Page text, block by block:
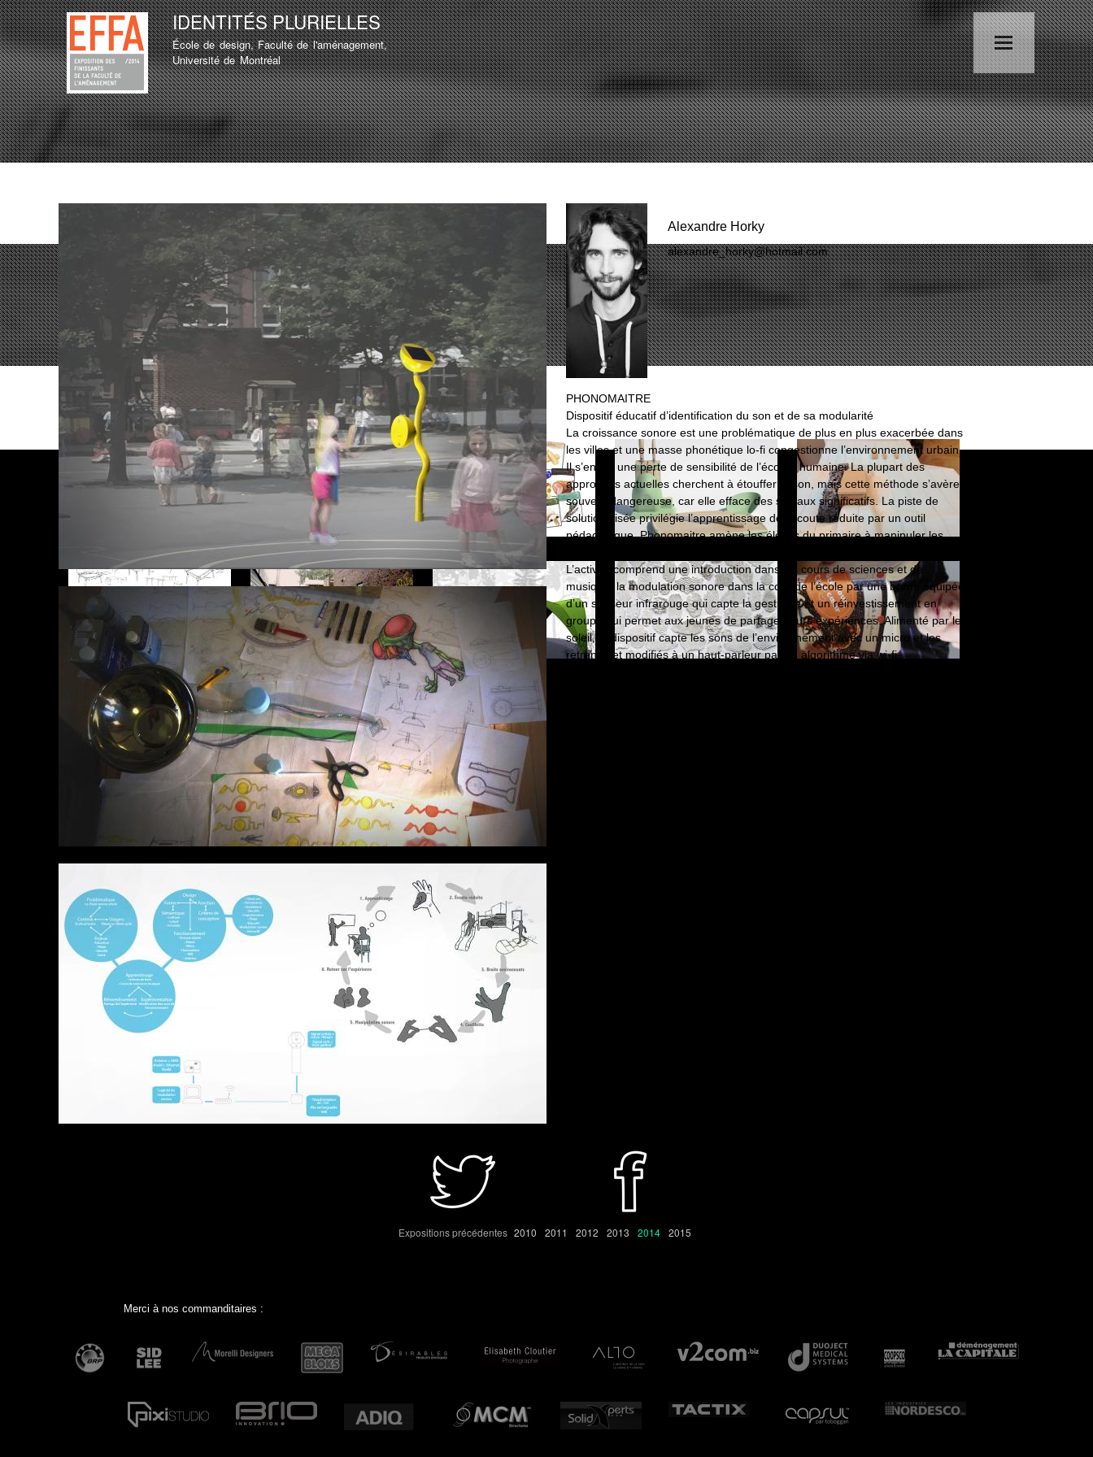
Aller au
contenu
principal
IDENTITÉS PLURIELLES
École de design, Faculté de l'aménagement,
Université de Montréal
MENU PRINCIPAL
LISTE D'ÉTUDIANT
TEST
LISTE D'ÉTUDIANT
Alexandre Horky
alexandre_horky@hotmail.com
PHONOMAITRE
Dispositif éducatif d’identification du son et de sa modularité
La croissance sonore est une problématique de plus en plus exacerbée dans
les villes et une masse phonétique lo-fi congestionne l’environ­nement urbain.
Il s’ensuit une perte de sensibilité de l’écoute humaine. La plupart des
approches actuelles cherchent à étouffer le son, mais cette méthode s’avère
souvent dangereuse, car elle efface des signaux significatifs. La piste de
solution visée privilégie l’apprentissage de l’écoute réduite par un outil
pédagogique. Phonomaitre amène les élèves du primaire à manipuler les
L’activité comprend une introduction dans les cours de sciences et de
musique, la modulation sonore dans la cour de l’école par une borne équipée
d’un senseur infrarouge qui capte la gestuelle et un réinvestissement en
groupe qui permet aux jeunes de partager leurs expériences. Alimenté par le
soleil, le dispositif capte les sons de l’environnement avec un micro et les
retransmet modifiés à un haut-parleur par un algorithme via wi-fi.
CONTINUEZ VOTRE EXPLORATION
Expositions précédentes 2010 2011 2012 2013 2014 2015
Merci à nos commanditaires :